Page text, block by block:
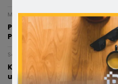
Minggu, 9 Agustus 2026 - 01:01 WITA
Polisi Bone Ungkap
Pelaku Diamankan di
Sabtu, 8 Agustus 2026 - 21:48 WITA
Kepsek SMPN 5 Bone Buka
untuk Diplomasi Budaya,